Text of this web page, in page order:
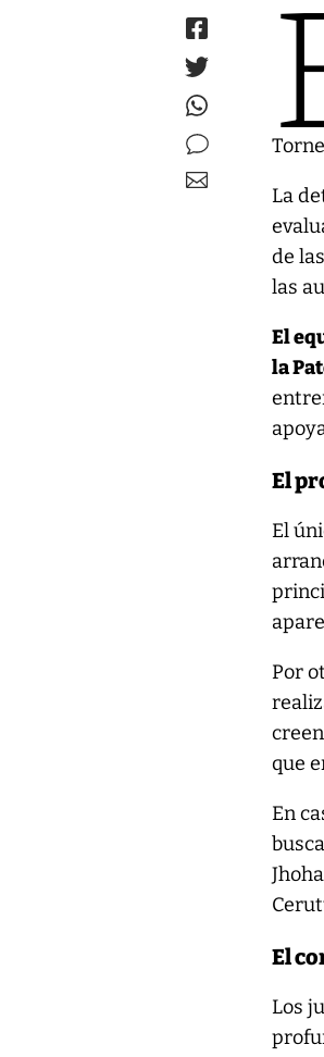
La
de
las
El
la
El
El
Por
que
En
El
Los